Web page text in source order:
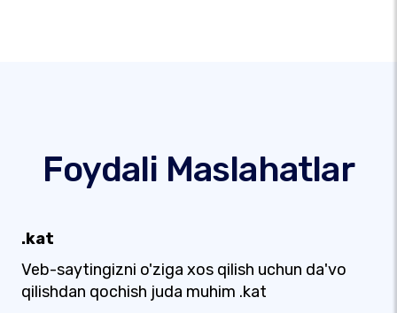
Foydali Maslahatlar
.kat
Veb-saytingizni o'ziga xos qilish uchun da'vo
qilishdan qochish juda muhim .kat